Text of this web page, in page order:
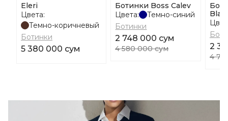
Eleri
Цвета:
Темно-коричневый
Ботинки
5 380 000 сум
Ботинки Boss Calev
Цвета:
Темно-синий
Ботинки
2 748 000 сум
4 580 000 сум 2
4